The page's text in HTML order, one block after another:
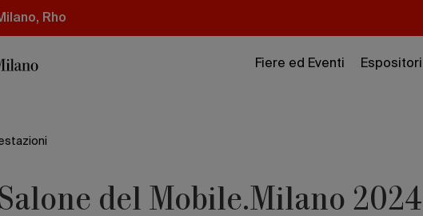
Rho
Fiere ed Eventi Espositori
Salone del Mobile.Milano